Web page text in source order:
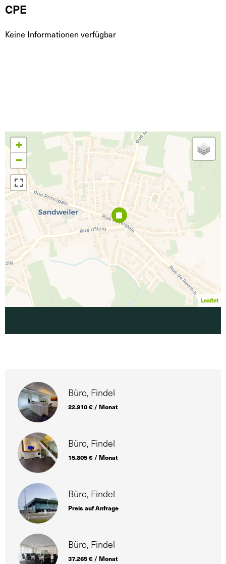
CPE
Keine Informationen verfügbar
+
−
Leaflet
Büro, Findel
22.910 € / Monat
Büro, Findel
15.805 € / Monat
Büro, Findel
Preis auf Anfrage
Büro, Findel
37.265 € / Monat